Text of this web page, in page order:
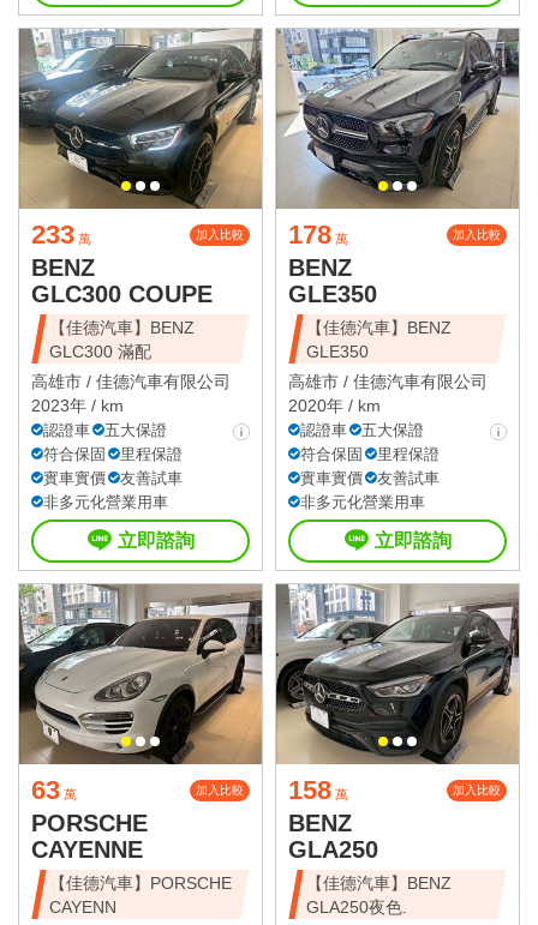
233 萬 加入比較
BENZ
GLC300 COUPE
【佳德汽車】BENZ
GLC300 滿配
高雄市 / 佳德汽車有限公司
2023年 / km
認證車
五大保證
符合保固
里程保證
實車實價
友善試車
非多元化營業用車
立即諮詢
178 萬 加入比較
BENZ
GLE350
【佳德汽車】BENZ
GLE350
高雄市 / 佳德汽車有限公司
2020年 / km
認證車
五大保證
符合保固
里程保證
實車實價
友善試車
非多元化營業用車
立即諮詢
63 萬 加入比較
PORSCHE
CAYENNE
【佳德汽車】PORSCHE
CAYENN
158 萬 加入比較
BENZ
GLA250
【佳德汽車】BENZ
GLA250夜色.